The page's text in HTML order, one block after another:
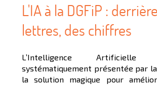
L'IA à la DGFiP :
lettres, des chiffres
L’Intelligence
systématiquement présentée par la
la solution magique pour